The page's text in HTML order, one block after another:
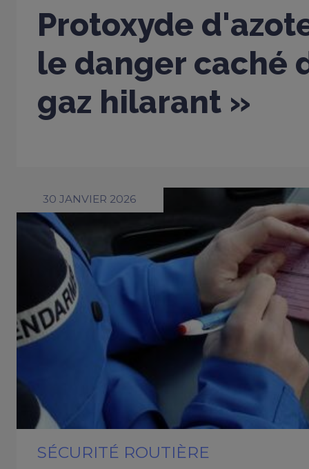
Protoxyde
le danger caché
gaz hilarant »
30 JANVIER 2026
SÉCURITÉ ROUTIÈRE